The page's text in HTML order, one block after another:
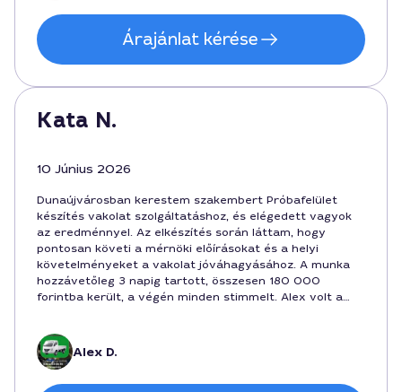
Árajánlat kérése
Kata N.
10 Június 2026
Dunaújvárosban kerestem szakembert Próbafelület
készítés vakolat szolgáltatáshoz, és elégedett vagyok
az eredménnyel. Az elkészítés során láttam, hogy
pontosan követi a mérnöki előírásokat és a helyi
követelményeket a vakolat jóváhagyásához. A munka
hozzávetőleg 3 napig tartott, összesen 180 000
forintba került, a végén minden stimmelt. Alex volt a
Alex D.